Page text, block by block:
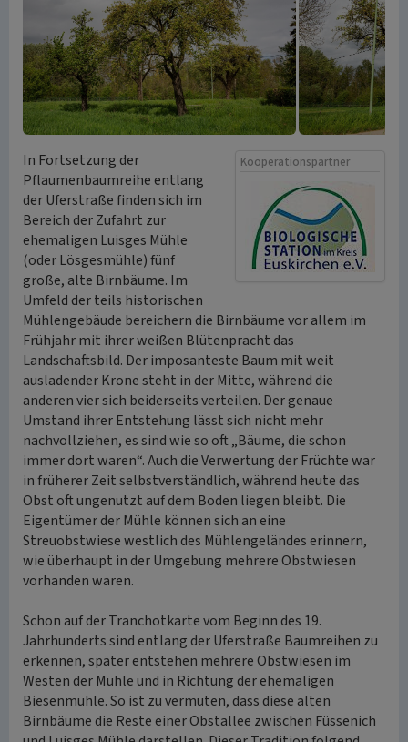
Kooperationspartner
In Fortsetzung der
Pflaumenbaumreihe entlang
der Uferstraße finden sich im
Bereich der Zufahrt zur
ehemaligen Luisges Mühle
(oder Lösgesmühle) fünf
große, alte Birnbäume. Im
Umfeld der teils historischen
Mühlengebäude bereichern die Birnbäume vor allem im
Frühjahr mit ihrer weißen Blütenpracht das
Landschaftsbild. Der imposanteste Baum mit weit
ausladender Krone steht in der Mitte, während die
anderen vier sich beiderseits verteilen. Der genaue
Umstand ihrer Entstehung lässt sich nicht mehr
nachvollziehen, es sind wie so oft „Bäume, die schon
immer dort waren“. Auch die Verwertung der Früchte war
in früherer Zeit selbstverständlich, während heute das
Obst oft ungenutzt auf dem Boden liegen bleibt. Die
Eigentümer der Mühle können sich an eine
Streuobstwiese westlich des Mühlengeländes erinnern,
wie überhaupt in der Umgebung mehrere Obstwiesen
vorhanden waren.
Schon auf der Tranchotkarte vom Beginn des 19.
Jahrhunderts sind entlang der Uferstraße Baumreihen zu
erkennen, später entstehen mehrere Obstwiesen im
Westen der Mühle und in Richtung der ehemaligen
Biesenmühle. So ist zu vermuten, dass diese alten
Birnbäume die Reste einer Obstallee zwischen Füssenich